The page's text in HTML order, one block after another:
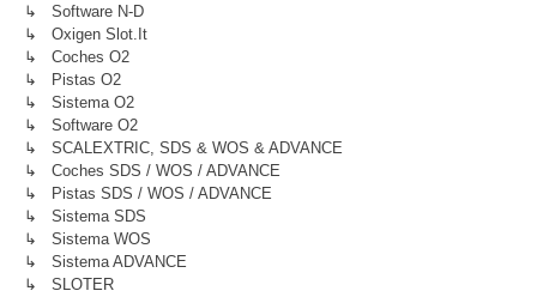
↳ Software N-D
↳ Oxigen Slot.it
↳ Coches O2
↳ Pistas O2
↳ Sistema O2
↳ Software O2
↳ SCALEXTRIC, SDS & WOS & ADVANCE
↳ Coches SDS / WOS / ADVANCE
↳ Pistas SDS / WOS / ADVANCE
↳ Sistema SDS
↳ Sistema WOS
↳ Sistema ADVANCE
↳ SLOTER